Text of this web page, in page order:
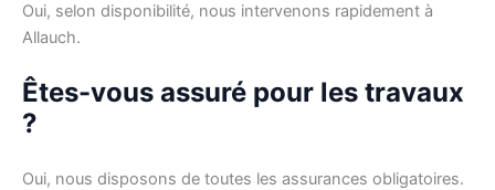
Oui, selon disponibilité, nous intervenons rapidement à
Allauch.
Êtes-vous assuré pour les travaux
?
Oui, nous disposons de toutes les assurances obligatoires.